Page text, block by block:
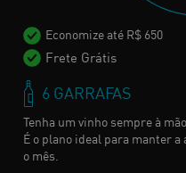
Economize até R$ 650
Frete Grátis
6 GARRAFAS
Tenha um vinho sempre à
É o plano ideal para manter
o mês.